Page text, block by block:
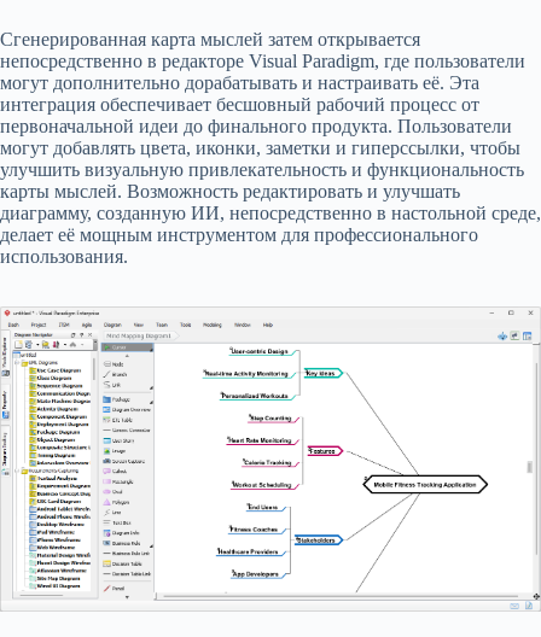
Сгенерированная карта мыслей затем открывается
непосредственно в редакторе Visual Paradigm, где пользователи
могут дополнительно дорабатывать и настраивать её. Эта
интеграция обеспечивает бесшовный рабочий процесс от
первоначальной идеи до финального продукта. Пользователи
могут добавлять цвета, иконки, заметки и гиперссылки, чтобы
улучшить визуальную привлекательность и функциональность
карты мыслей. Возможность редактировать и улучшать
диаграмму, созданную ИИ, непосредственно в настольной среде,
делает её мощным инструментом для профессионального
использования.